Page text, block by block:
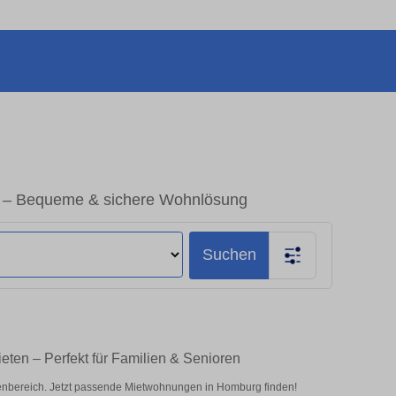
Bequeme & sichere Wohnlösung
Suchen
– Perfekt für Familien & Senioren
Jetzt passende Mietwohnungen in Homburg finden!